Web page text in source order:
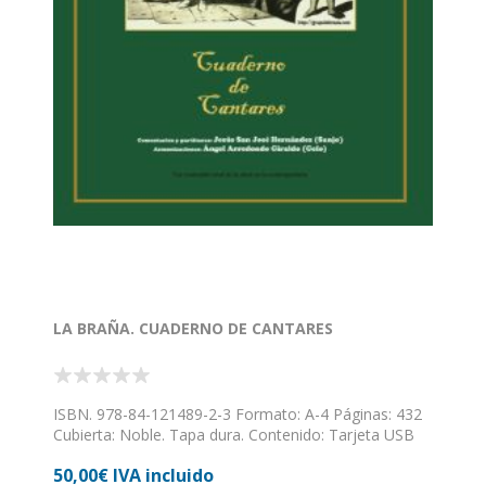
LA BRAÑA. CUADERNO DE CANTARES
ISBN. 978-84-121489-2-3 Formato: A-4 Páginas: 432
Cubierta: Noble. Tapa dura. Contenido: Tarjeta USB
minutos de música). Letras y partituras de todo su
50,00€ IVA incluido